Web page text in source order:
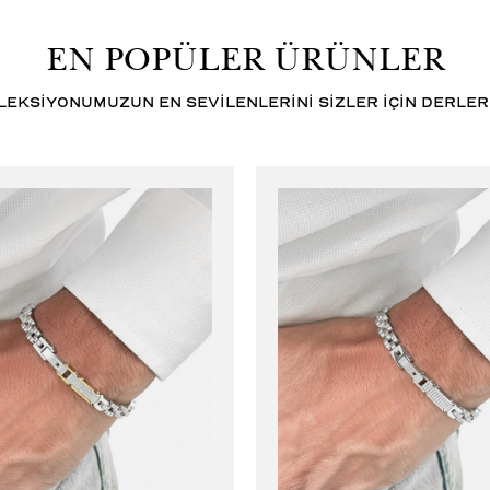
EN POPÜLER ÜRÜNLER
EN SEVİLENLERİNİ SİZLER İÇİN